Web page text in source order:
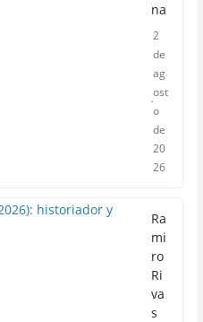
na
2
de
ag
ost
o
de
20
26
Ra
mi
ro
Ri
va
s